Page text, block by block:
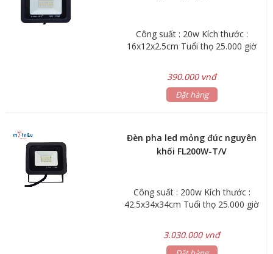
Công suất : 20w Kích thước :
16x12x2.5cm Tuổi thọ 25.000 giờ
390.000 vnđ
Đặt hàng
Đèn pha led mỏng đúc nguyên
khối FL200W-T/V
Công suất : 200w Kích thước :
42.5x34x34cm Tuổi thọ 25.000 giờ
3.030.000 vnđ